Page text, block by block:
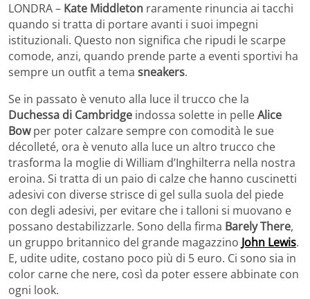
LONDRA – Kate Middleton raramente rinuncia ai tacchi
quando si tratta di portare avanti i suoi impegni
istituzionali. Questo non significa che ripudi le scarpe
comode, anzi, quando prende parte a eventi sportivi ha
sempre un outfit a tema sneakers.
Se in passato è venuto alla luce il trucco che la
Duchessa di Cambridge indossa solette in pelleAlice
Bowper poter calzare sempre con comodità le sue
décolleté, ora è venuto alla luce un altro trucco che
trasforma la moglie di William d’Inghilterra nella nostra
eroina. Si tratta di un paio di calze che hanno cuscinetti
adesivi con diverse strisce di gel sulla suola del piede
con degli adesivi, per evitare che i talloni si muovano e
possano destabilizzarle. Sono della firma Barely There,
un gruppo britannico del grande magazzino John Lewis.
E, udite udite, costano poco più di 5 euro. Ci sono sia in
color carne che nere, così da poter essere abbinate con
ogni look.